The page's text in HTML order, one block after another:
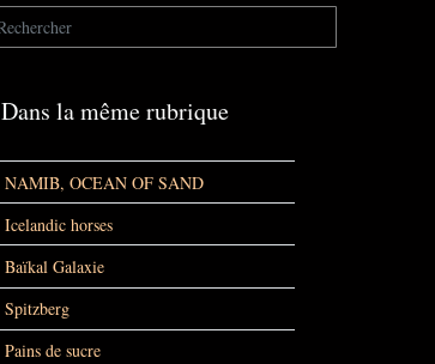
Dans la même rubrique
NAMIB, OCEAN OF SAND
Icelandic horses
Baïkal Galaxie
Spitzberg
Pains de sucre